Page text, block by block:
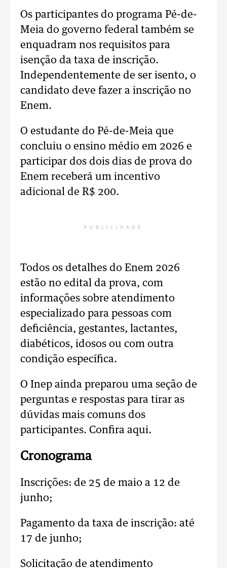
Os participantes do programa Pé-de-
Meia do governo federal também se
enquadram nos requisitos para
isenção da taxa de inscrição.
Independentemente de ser isento, o
candidato deve fazer a inscrição no
Enem.
O estudante do Pé-de-Meia que
concluiu o ensino médio em 2026 e
participar dos dois dias de prova do
Enem receberá um incentivo
adicional de R$ 200.
PUBLICIDADE
Todos os detalhes do Enem 2026
estão no edital da prova, com
informações sobre atendimento
especializado para pessoas com
deficiência, gestantes, lactantes,
diabéticos, idosos ou com outra
condição específica.
O Inep ainda preparou uma seção de
perguntas e respostas para tirar as
dúvidas mais comuns dos
participantes. Confira aqui.
Cronograma
Inscrições: de 25 de maio a 12 de
junho;
Pagamento da taxa de inscrição: até
17 de junho;
Solicitação de atendimento